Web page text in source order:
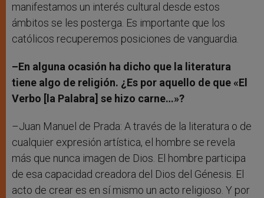
manifestamos un interés cultural desde estos
ámbitos se les posterga. Es importante que los
católicos recuperemos posiciones de vanguardia.
–En alguna ocasión ha dicho que la literatura
tiene algo de religión. ¿Es por aquello de que «El
Verbo [la Palabra] se hizo carne…»?
–Juan Manuel de Prada: A través de la literatura o de
cualquier expresión artística, el hombre se revela
más que nunca imagen de Dios. El hombre participa
de esa capacidad creadora del Dios del Génesis. El
acto de crear es en sí mismo un acto religioso. Y por